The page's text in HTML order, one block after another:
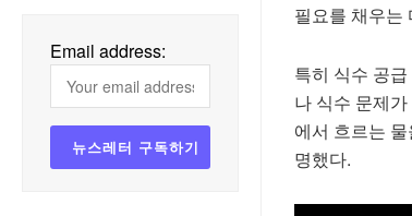
Email address:
필요를 채우는
특히 식수 공
나 식수 문제
에서 흐르는
명했다.